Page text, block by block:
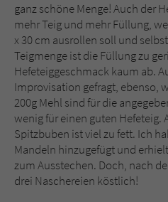
ganz schöne Menge! Auch der
mehr Teig und mehr Füllung,
x 30 cm ausrollen soll und
Teigmenge ist die Füllung zu
Hefeteiggeschmack kaum ab.
Improvisation gefragt, ebenso,
200g Mehl sind für die
wenig für einen guten Hefeteig.
Spitzbuben ist viel zu fett. Ich
Mandeln hinzugefügt und
zum Ausstechen. Doch, nach
drei Naschereien köstlich!